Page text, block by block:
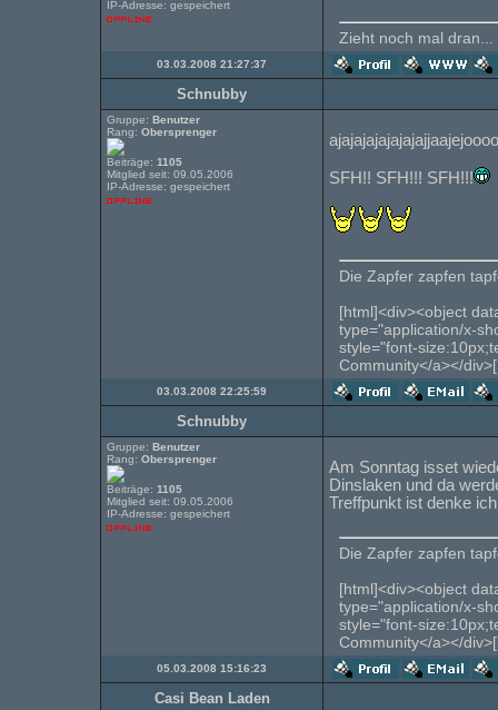
IP-Adresse: gespeichert
Zieht noch mal dran...
03.03.2008 21:27:37
Schnubby
Gruppe: Benutzer
Rang: Obersprenger
Beiträge: 1105
Mitglied seit: 09.05.2006
IP-Adresse: gespeichert
SFH!! SFH!!! SFH!!!
Die Zapfer zapfen
[html]<div><object
type="application/x-
style="font-
Community</a></
03.03.2008 22:25:59
Schnubby
Gruppe: Benutzer
Rang: Obersprenger
Beiträge: 1105
Mitglied seit: 09.05.2006
IP-Adresse: gespeichert
Am Sonntag isset
Dinslaken und da
Treffpunkt ist denke
Die Zapfer zapfen
[html]<div><object
type="application/x-
style="font-
Community</a></
05.03.2008 15:16:23
Casi Bean Laden